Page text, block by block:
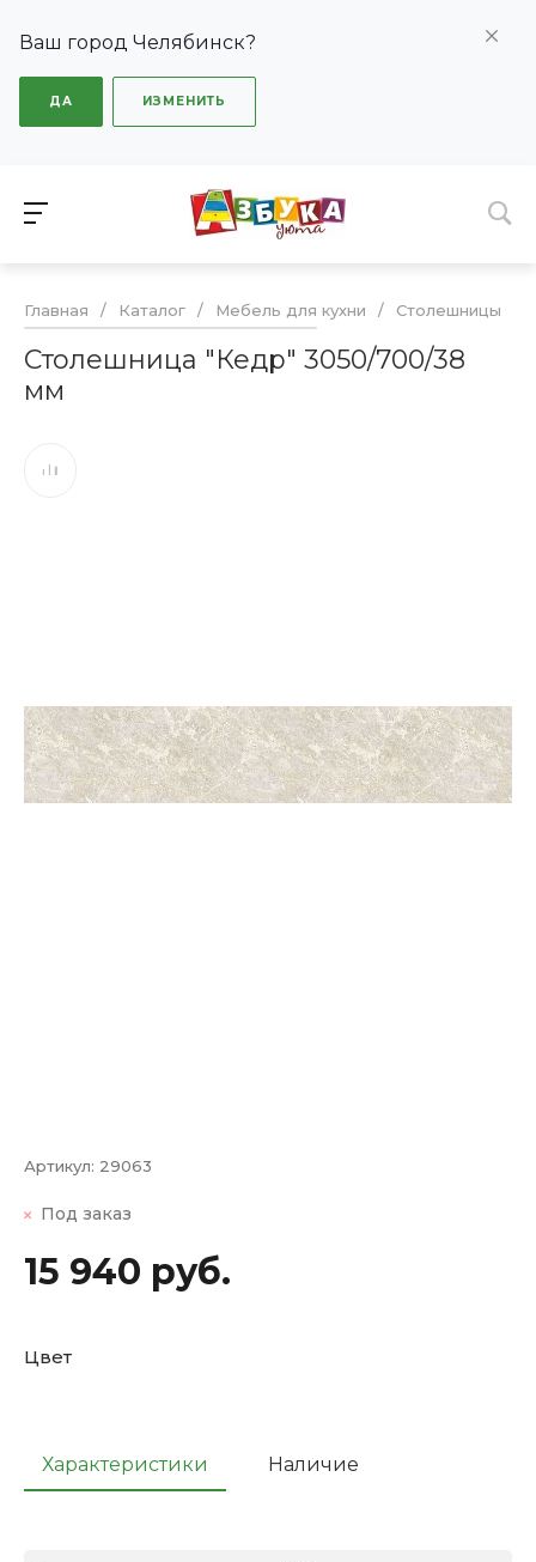
Ваш город Челябинск?
ДА ИЗМЕНИТЬ
Главная / Каталог / Мебель для кухни / Столешницы
Столешница "Кедр" 3050/700/38
мм
Артикул: 29063
Под заказ
15 940 руб.
Цвет
Характеристики Наличие